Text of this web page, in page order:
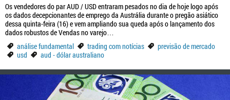
Os vendedores do par AUD / USD entraram pesados no dia de hoje logo após
os dados decepcionantes de emprego da Austrália durante o pregão asiático
dessa quinta-feira (16) e vem ampliando sua queda após o lançamento dos
dados robustos de Vendas no varejo…
análise fundamental
trading com notícias
previsão de mercado
usd
aud - dólar australiano